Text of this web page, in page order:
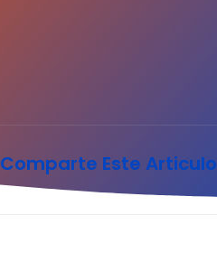
Comparte Este Articulo